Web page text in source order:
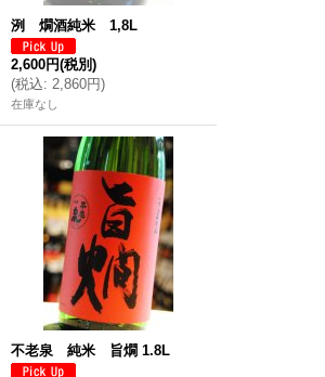
洌 燗酒純米 1,8L
2,600円(税別)
(税込: 2,860円)
在庫なし
不老泉 純米 旨燗 1.8L